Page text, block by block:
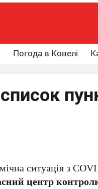
Погода в Ковелі
ситуація з
центр